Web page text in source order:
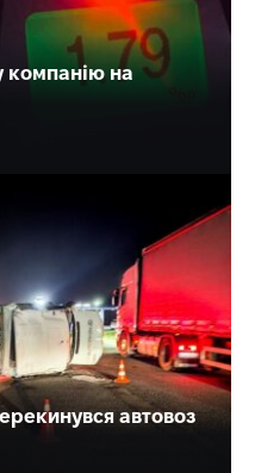
компанію на
автовоз